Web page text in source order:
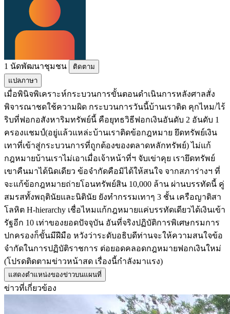
1 นัดพัฒนาชุมชน
ติดตาม
แปลภาษา
เมื่อพินิจพิเคราะห์กระบวนการขั้นตอนดำเนินการหลังศาลสั่ง
พิจารณาชดใช้ความผิด กระบวนการวันนี้บ้านเราติด คุกไหม/ไร้
ริบที่ฟอกอสังหาริมทรัพย์นี้ คือยุทธวิธีฟอกเงินอันดับ 2 อันดับ 1
ครองแชมป์(อยู่แล้วแหล่ะบ้านเราติดข้อกฎหมาย ยึดทรัพย์เงิน
เทาที่เข้าสู่กระบวนการที่ถูกต้องของตลาดหลักทรัพย์) ไม่แก้
กฎหมายบ้านเราไม่เอาเมื่อเจ้าหน้าที่ฯ จับเข่าคุย เรายึดทรัพย์
เขาคืนมาได้นิดเดียว ข้อจำกัดคือมิได้ให้สนใจ จากสภาร่างฯ ที่
จะแก้ข้อกฎหมายถ่ายโอนทรัพย์สิน 10,000 ล้าน ผ่านบรรทัดนี้ คู่
สมรสทั้งพฤตินัยและนิตินัย ยังทำกรรมเทาๆ 3 ชั้น เครือญาติสา
โลหิต H-hierarchy เชื่อไหมแก้กฎหมายแค่บรรทัดเดียวได้เงินเข้า
รัฐอีก 10 เท่าของยอดปัจจุบัน อันที่จริงปฏิบัติการพิเศษกรมการ
ปกครองก็ขั้นมีฝีมือ หวังว่าระดับอธิบดีท่านจะให้ความสนใจข้อ
จำกัดในการปฏิบัติราชการ ต่อยอดคลอดกฎหมายฟอกเงินใหม่
(โปรดติดตามข่าวหน้าสด เรื่องนี้กำลังมาแรง)
แสดงตำแหน่งของข่าวบนแผนที่
ข่าวที่เกี่ยวข้อง